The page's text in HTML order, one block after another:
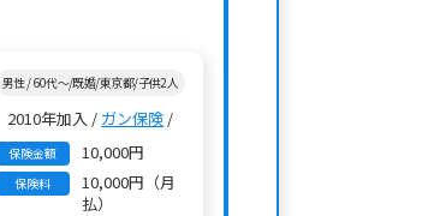
男性 / 60代～/既婚/東京都/子供2人
2010年加入 / ガン保険 /
保険金額 10,000円
保険料
10,000円（月
払）